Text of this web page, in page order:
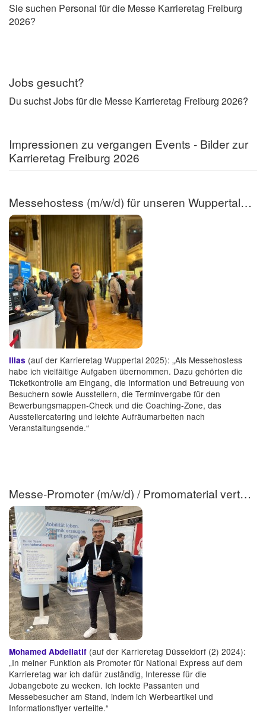
Sie suchen Personal für die Messe Karrieretag Freiburg
2026?
Jobs gesucht?
Du suchst Jobs für die Messe Karrieretag Freiburg 2026?
Impressionen zu vergangen Events - Bilder zur
Karrieretag Freiburg 2026
Messehostess (m/w/d) für unseren Wuppertaler Karrieretag!
Ilias (auf der Karrieretag Wuppertal 2025): „Als Messehostess
habe ich vielfältige Aufgaben übernommen. Dazu gehörten die
Ticketkontrolle am Eingang, die Information und Betreuung von
Besuchern sowie Ausstellern, die Terminvergabe für den
Bewerbungsmappen-Check und die Coaching-Zone, das
Ausstellercatering und leichte Aufräumarbeiten nach
Veranstaltungsende.“
Messe-Promoter (m/w/d) / Promomaterial verteilen
Mohamed Abdellatif (auf der Karrieretag Düsseldorf (2) 2024):
„In meiner Funktion als Promoter für National Express auf dem
Karrieretag war ich dafür zuständig, Interesse für die
Jobangebote zu wecken. Ich lockte Passanten und
Messebesucher am Stand, indem ich Werbeartikel und
Informationsflyer verteilte.“